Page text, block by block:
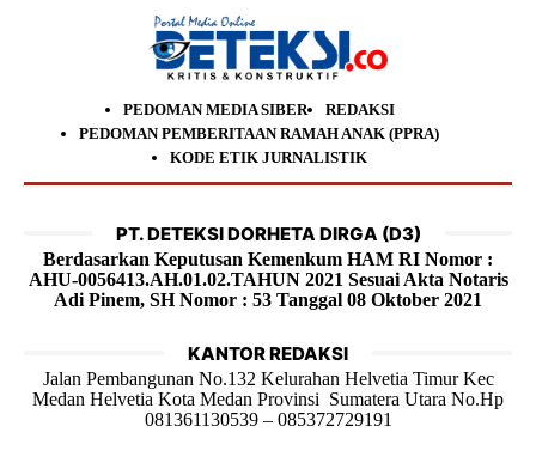
PEDOMAN MEDIA SIBER
REDAKSI
PEDOMAN PEMBERITAAN RAMAH ANAK (PPRA)
KODE ETIK JURNALISTIK
PT. DETEKSI DORHETA DIRGA (D3)
Berdasarkan Keputusan Kemenkum HAM RI Nomor :
AHU-0056413.AH.01.02.TAHUN 2021 Sesuai Akta Notaris
Adi Pinem, SH Nomor : 53 Tanggal 08 Oktober 2021
KANTOR REDAKSI
Jalan Pembangunan No.132 Kelurahan Helvetia Timur Kec
Medan Helvetia Kota Medan Provinsi Sumatera Utara No.Hp
081361130539 – 085372729191